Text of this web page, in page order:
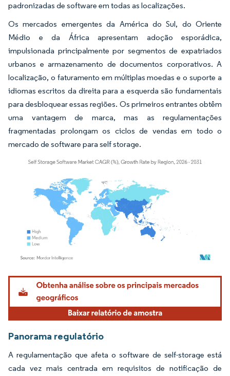
padronizadas de software em todas as localizações.
Os mercados emergentes da América do Sul, do Oriente
Médio e da África apresentam adoção esporádica,
impulsionada principalmente por segmentos de expatriados
urbanos e armazenamento de documentos corporativos. A
localização, o faturamento em múltiplas moedas e o suporte a
idiomas escritos da direita para a esquerda são fundamentais
para desbloquear essas regiões. Os primeiros entrantes obtêm
uma vantagem de marca, mas as regulamentações
fragmentadas prolongam os ciclos de vendas em todo o
mercado de software para self storage.
Imagem © Mordor Intelligence. O reuso requer atribuição conforme CC BY 4.0.
Panorama regulatório
A regulamentação que afeta o software de self-storage está
cada vez mais centrada em requisitos de notificação de